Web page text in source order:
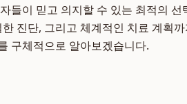
들이 믿고 의지할 수 있는 최적의 선
진단, 그리고 체계적인 치료 계획
구체적으로 알아보겠습니다.